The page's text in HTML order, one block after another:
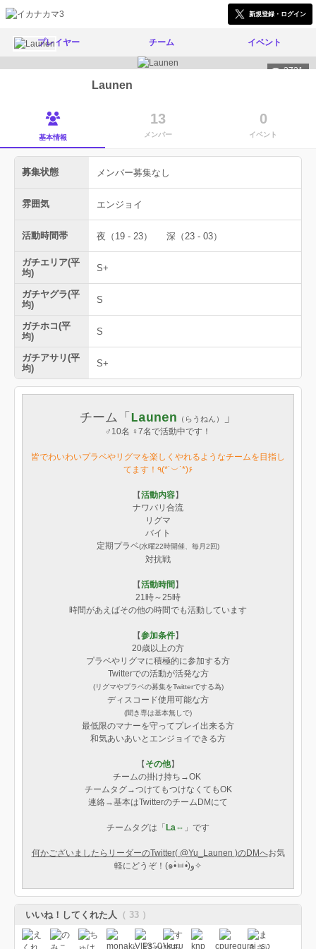
新規登録・ログイン
プレイヤー チーム イベント
3721
Launen
基本情報
13
メンバー
0
イベント
募集状態 メンバー募集なし
雰囲気 エンジョイ
活動時間帯 夜（19 - 23） 深（23 - 03）
ガチエリア(平
均)
S+
ガチヤグラ(平
均)
S
ガチホコ(平
均)
S
ガチアサリ(平
均)
S+
チーム「 Launen （らうねん） 」
♂10名 ♀7名で活動中です！
皆でわいわいプラベやリグマを楽しくやれるようなチームを目指し
てます！٩(*˙︶˙*)۶
【活動内容】
ナワバリ合流
リグマ
バイト
定期プラベ(水曜22時開催、毎月2回)
対抗戦
【活動時間 】
21時～25時
時間があえばその他の時間でも活動しています
【参加条件】
20歳以上の方
プラベやリグマに積極的に参加する方
Twitterでの活動が活発な方
(リグマやプラベの募集をTwitterでする為)
ディスコード使用可能な方
(聞き専は基本無しで)
最低限のマナーを守ってプレイ出来る方
和気あいあいとエンジョイできる方
【 その他】
チームの掛け持ち→OK
チームタグ→つけてもつけなくてもOK
連絡→基本はTwitterのチームDMにて
チームタグは「 La⇔ 」です
何かございましたらリーダーのTwitter( @Yu_Launen )のDMへお気
軽にどうぞ！(๑•̀ㅂ•́)و✧
いいね！してくれた人 （ 33 ）